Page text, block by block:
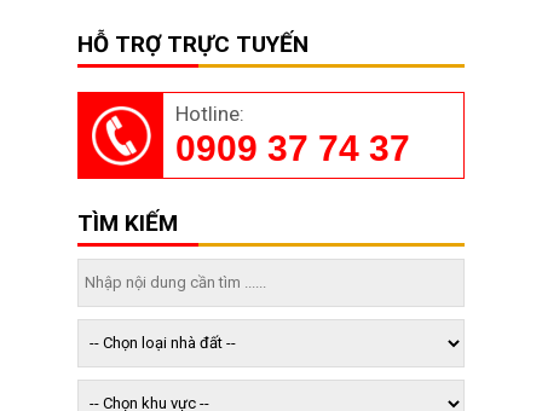
HỖ TRỢ TRỰC TUYẾN
Hotline:
0909 37 74 37
TÌM KIẾM